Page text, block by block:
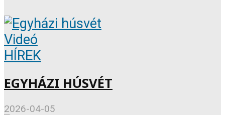
Videó
HÍREK
EGYHÁZI HÚSVÉT
2026-04-05